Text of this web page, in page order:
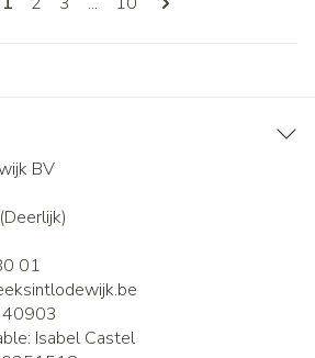
BV
01
Isabel Castel